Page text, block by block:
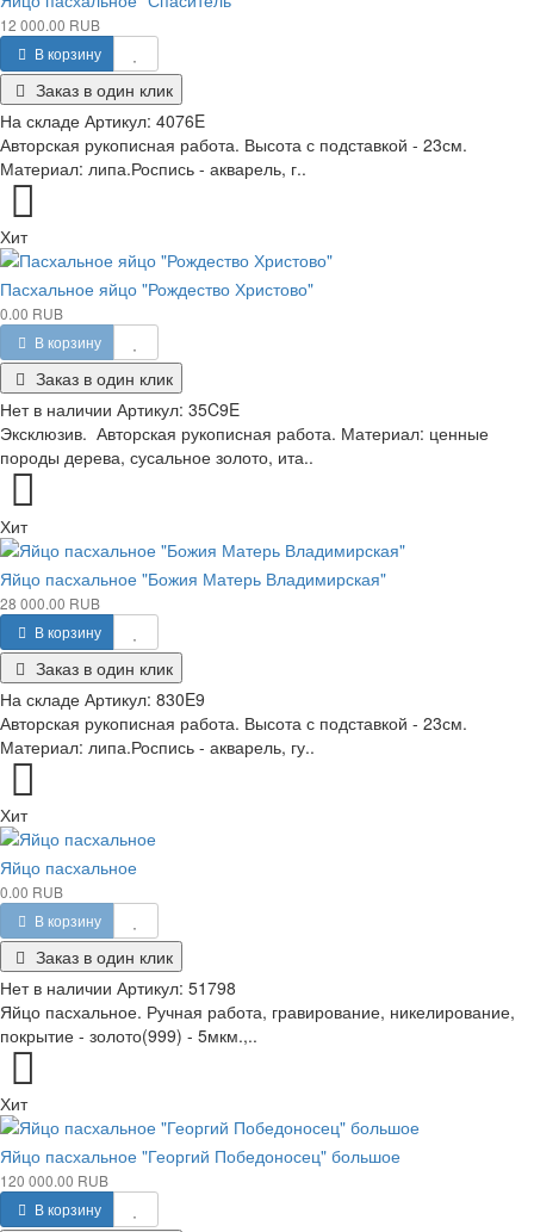
12 000.00 RUB
В корзину
Заказ в один клик
На складе Артикул: 4076E
Авторская рукописная работа. Высота с подставкой - 23см.
Материал: липа.Роспись - акварель, г..
Хит
Пасхальное яйцо "Рождество Христово"
0.00 RUB
В корзину
Заказ в один клик
Нет в наличии Артикул: 35C9E
Эксклюзив. Авторская рукописная работа. Материал: ценные
породы дерева, сусальное золото, ита..
Хит
Яйцо пасхальное "Божия Матерь Владимирская"
28 000.00 RUB
В корзину
Заказ в один клик
На складе Артикул: 830E9
Авторская рукописная работа. Высота с подставкой - 23см.
Материал: липа.Роспись - акварель, гу..
Хит
Яйцо пасхальное
0.00 RUB
В корзину
Заказ в один клик
Нет в наличии Артикул: 51798
Яйцо пасхальное. Ручная работа, гравирование, никелирование,
покрытие - золото(999) - 5мкм.,..
Хит
Яйцо пасхальное "Георгий Победоносец" большое
120 000.00 RUB
В корзину